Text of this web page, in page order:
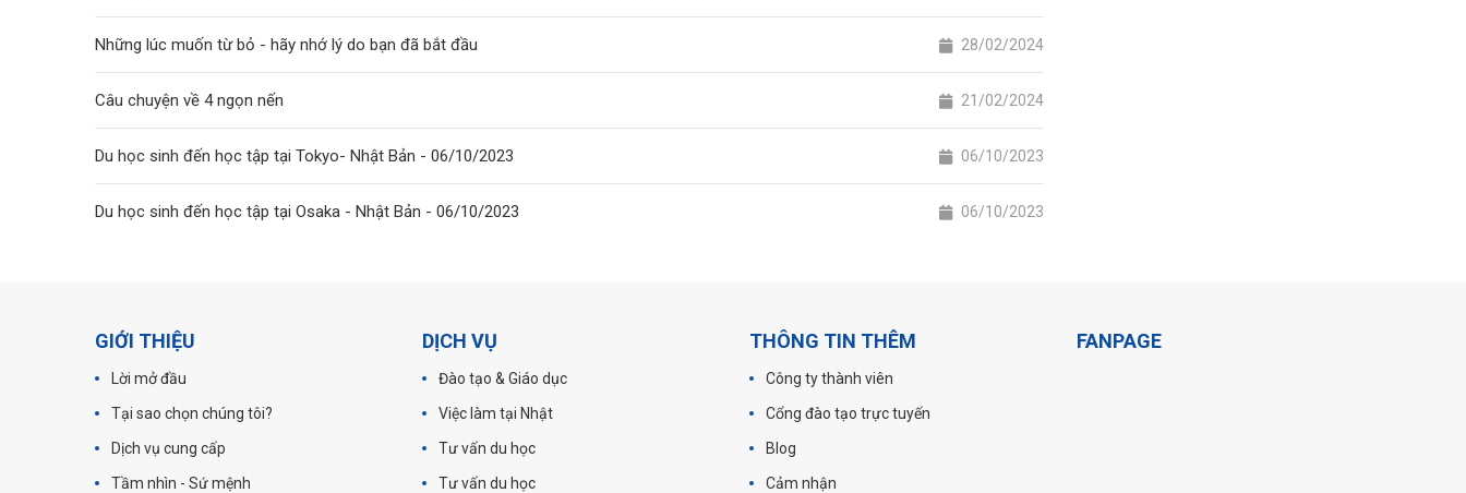
Những lúc muốn từ bỏ - hãy nhớ lý do bạn đã bắt đầu 28/02/2024
Câu chuyện về 4 ngọn nến 21/02/2024
Du học sinh đến học tập tại Tokyo- Nhật Bản - 06/10/2023 06/10/2023
Du học sinh đến học tập tại Osaka - Nhật Bản - 06/10/2023 06/10/2023
GIỚI THIỆU
Lời mở đầu
Tại sao chọn chúng tôi?
Dịch vụ cung cấp
Tầm nhìn - Sứ mệnh
DỊCH VỤ
Đào tạo & Giáo dục
Việc làm tại Nhật
Tư vấn du học
Tư vấn du học
THÔNG TIN THÊM
Công ty thành viên
Cổng đào tạo trực tuyến
Blog
Cảm nhận
FANPAGE